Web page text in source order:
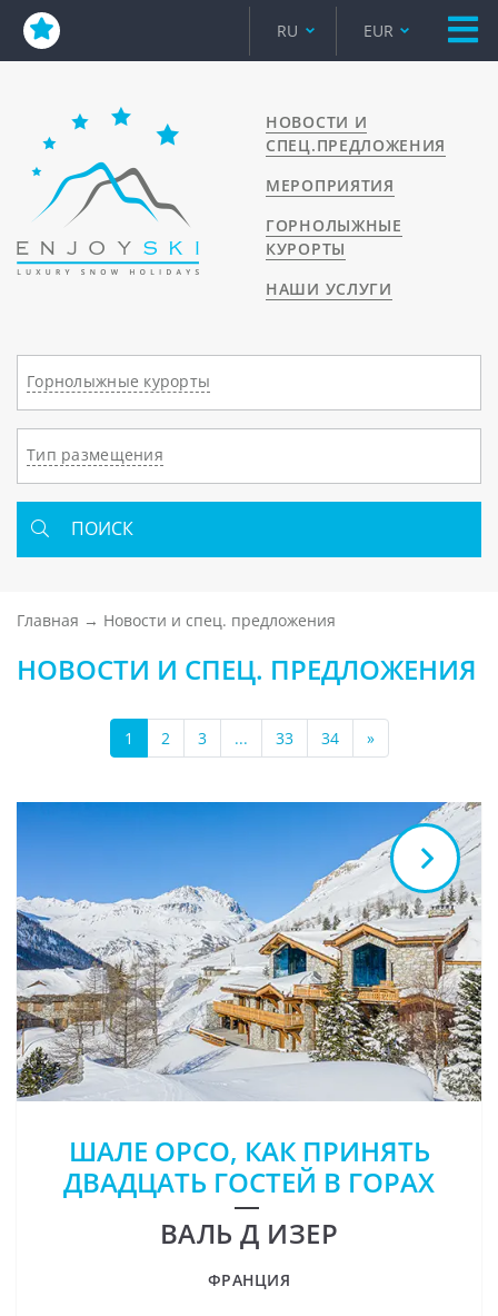
RU EUR
НОВОСТИ И
СПЕЦ.ПРЕДЛОЖЕНИЯ
МЕРОПРИЯТИЯ
ГОРНОЛЫЖНЫЕ
КУРОРТЫ
НАШИ УСЛУГИ
Горнолыжные курорты
Тип размещения
ПОИСК
Главная Новости и спец. предложения
НОВОСТИ И СПЕЦ. ПРЕДЛОЖЕНИЯ
1 2 3 ... 33 34 »
ШАЛЕ ОРСО, КАК ПРИНЯТЬ
ДВАДЦАТЬ ГОСТЕЙ В ГОРАХ
ВАЛЬ Д ИЗЕР
ФРАНЦИЯ